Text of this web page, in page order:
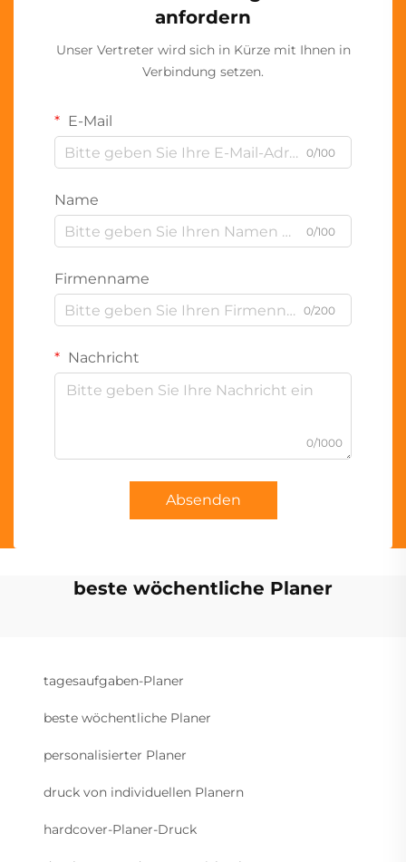
anfordern
Unser Vertreter wird sich in Kürze mit Ihnen in
Verbindung setzen.
E-Mail
0/100
Name
0/100
Firmenname
0/200
Nachricht
0/1000
Absenden
beste wöchentliche Planer
tagesaufgaben-Planer
beste wöchentliche Planer
personalisierter Planer
druck von individuellen Planern
hardcover-Planer-Druck